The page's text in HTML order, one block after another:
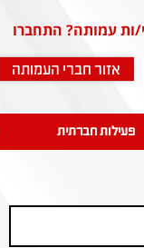
ות עמותה? התחברו
אזור חברי העמותה
פעילות חברתית